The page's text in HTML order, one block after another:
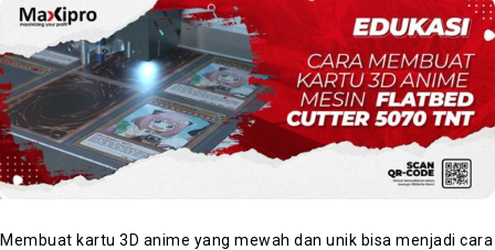
Membuat kartu 3D anime yang mewah dan unik bisa menjadi cara